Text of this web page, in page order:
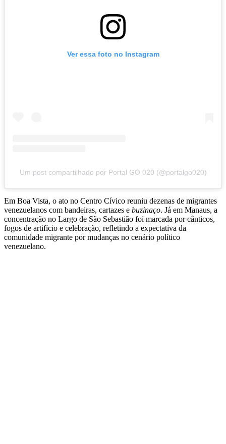
Ver essa foto no Instagram
Um post compartilhado por Portal GO 020 (@portalgo020)
Em Boa Vista, o ato no Centro Cívico reuniu dezenas de migrantes
venezuelanos com bandeiras, cartazes e buzinaço. Já em Manaus, a
concentração no Largo de São Sebastião foi marcada por cânticos,
fogos de artifício e celebração, refletindo a expectativa da
comunidade migrante por mudanças no cenário político
venezuelano.